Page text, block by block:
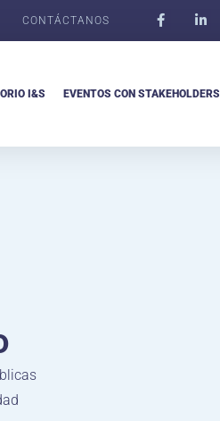
CONTÁCTANOS
I&S EVENTOS CON STAKEHOLDERS